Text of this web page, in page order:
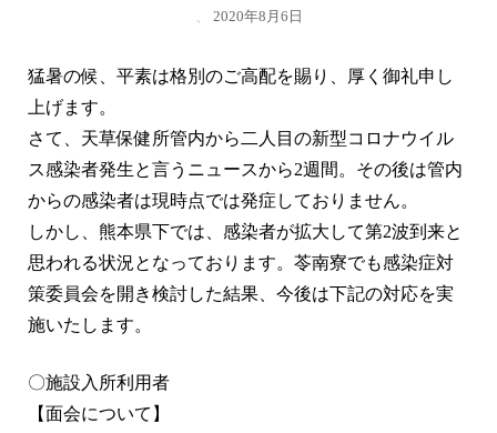
2020年8月6日
猛暑の候、平素は格別のご高配を賜り、厚く御礼申し
上げます。
さて、天草保健所管内から二人目の新型コロナウイル
ス感染者発生と言うニュースから2週間。その後は管内
からの感染者は現時点では発症しておりません。
しかし、熊本県下では、感染者が拡大して第2波到来と
思われる状況となっております。苓南寮でも感染症対
策委員会を開き検討した結果、今後は下記の対応を実
施いたします。
〇施設入所利用者
【面会について】